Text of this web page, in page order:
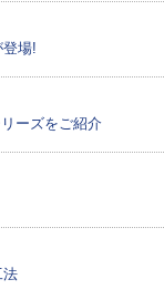
場!
ーズをご紹介
法